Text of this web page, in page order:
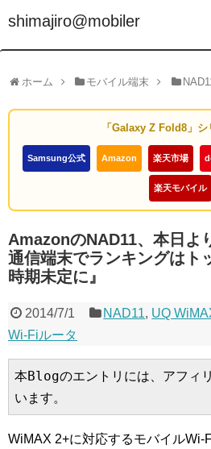
shimajiro@mobiler
ホーム モバイル端末
「Galaxy Z Fold8」シ
Samsung公式 Amazon 楽天市場
楽天モバイル
AmazonのNAD11、本日よ
通信端末でランキングはト
時期未定に』
2014/7/1 NAD11, UQ
Wi-Fiルータ
本Blogのエントリには、アフィ
います。
WiMAX 2+に対応するモバイルWi-